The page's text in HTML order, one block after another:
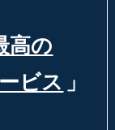
高の
ビス 」